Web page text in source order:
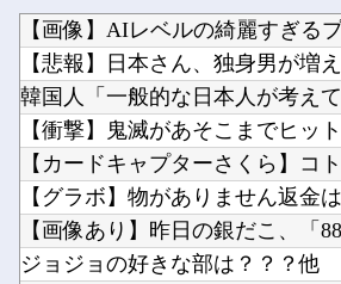
【悲報】日本さん、独身男が増
ジョジョの好きな部は？？？他